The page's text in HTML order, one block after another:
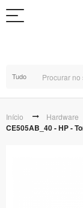
Tudo
Início Hardware
CE505AB_40 - HP -